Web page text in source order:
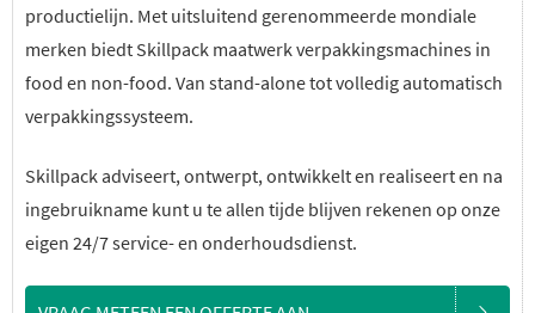
productielijn. Met uitsluitend gerenommeerde mondiale
merken biedt Skillpack maatwerk verpakkingsmachines in
food en non-food. Van stand-alone tot volledig automatisch
verpakkingssysteem.
Skillpack adviseert, ontwerpt, ontwikkelt en realiseert en na
ingebruikname kunt u te allen tijde blijven rekenen op onze
eigen 24/7 service- en onderhoudsdienst.